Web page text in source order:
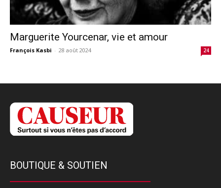
Marguerite Yourcenar, vie et amour
François Kasbi - 28 août 2024 24
BOUTIQUE & SOUTIEN